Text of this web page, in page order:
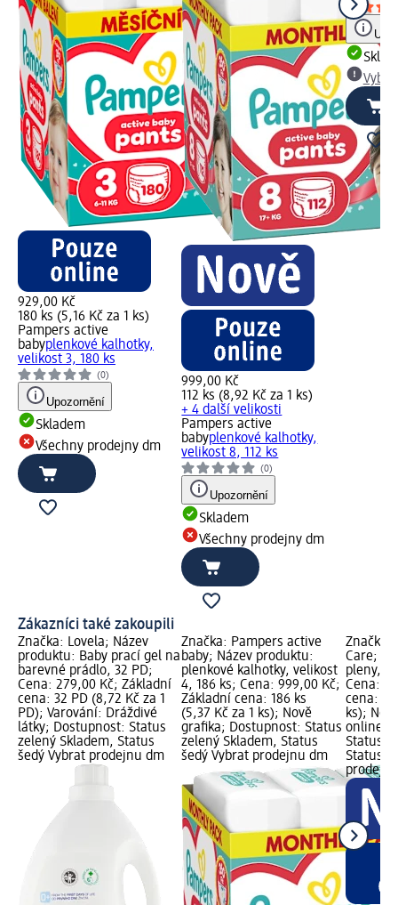
929,00 Kč
180 ks (5,16 Kč za 1 ks)
Pampers active
babyplenkové kalhotky,
velikost 3, 180 ks
(0)
Upozornění
Skladem
Všechny prodejny dm
999,00 Kč
112 ks (8,92 Kč za 1 ks)
+ 4 další velikosti
Pampers active
babyplenkové kalhotky,
velikost 8, 112 ks
(0)
Upozornění
Skladem
Všechny prodejny dm
Zákazníci také zakoupili
Značka: Lovela; Název
produktu: Baby prací gel na
barevné prádlo, 32 PD;
Cena: 279,00 Kč; Základní
cena: 32 PD (8,72 Kč za 1
PD); Varování: Dráždivé
látky; Dostupnost: Status
zelený Skladem, Status
šedý Vybrat prodejnu dm
Značka: Pampers active
baby; Název produktu:
plenkové kalhotky, velikost
4, 186 ks; Cena: 999,00 Kč;
Základní cena: 186 ks
(5,37 Kč za 1 ks); Nově
grafika; Dostupnost: Status
zelený Skladem, Status
šedý Vybrat prodejnu dm
Značka:
Care;
pleny,
Cena:
cena:
ks);
online
Status
Status